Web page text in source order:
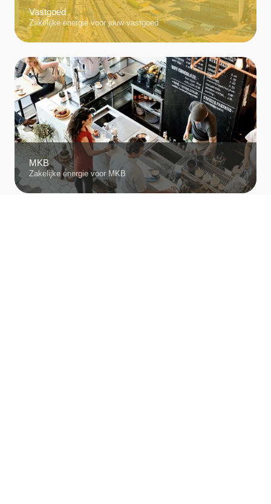
Vastgoed
Zakelijke energie voor jouw vastgoed
MKB
Zakelijke energie voor MKB